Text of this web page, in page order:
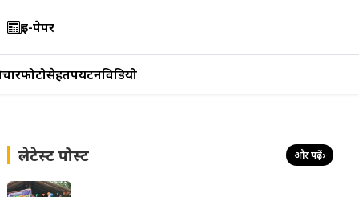
ई-पेपर
फोटोसेहतपर्यटनविडियो
लेटेस्ट पोस्ट और पढ़ें›